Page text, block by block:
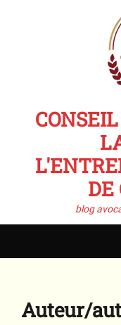
DE
blog
Auteur/